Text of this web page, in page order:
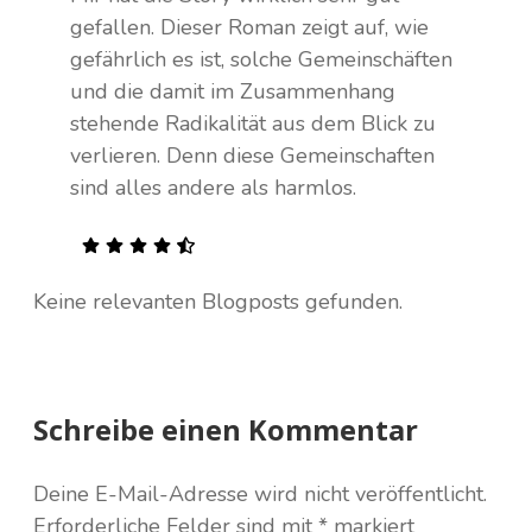
gefallen. Dieser Roman zeigt auf, wie
gefährlich es ist, solche Gemeinschäften
und die damit im Zusammenhang
stehende Radikalität aus dem Blick zu
verlieren. Denn diese Gemeinschaften
sind alles andere als harmlos.
Keine relevanten Blogposts gefunden.
Schreibe einen Kommentar
Deine E-Mail-Adresse wird nicht veröffentlicht.
Erforderliche Felder sind mit* markiert